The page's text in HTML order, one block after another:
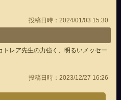
投稿日時：2024/01/03 15:30
レア先生の力強く、明るいメッセー
投稿日時：2023/12/27 16:26